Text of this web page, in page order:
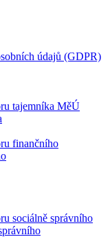
údajů (GDPR)
tajemníka MěÚ
finančního
sociálně správního